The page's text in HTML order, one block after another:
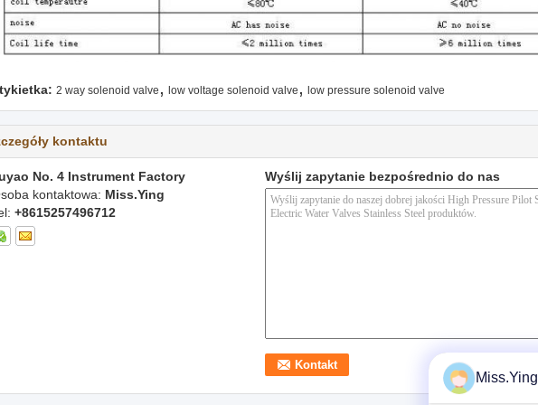
2 way solenoid valve , low voltage solenoid valve , low pressure solenoid valve
kontaktu
No. 4 Instrument Factory
kontaktowa: Miss.Ying
+8615257496712
Wyślij zapytanie bezpośrednio do nas
Miss.Ying